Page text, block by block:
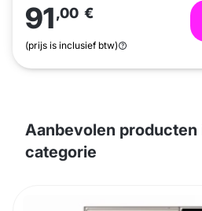
91,00 €
(prijs is inclusief btw)
Aanbevolen producten
categorie